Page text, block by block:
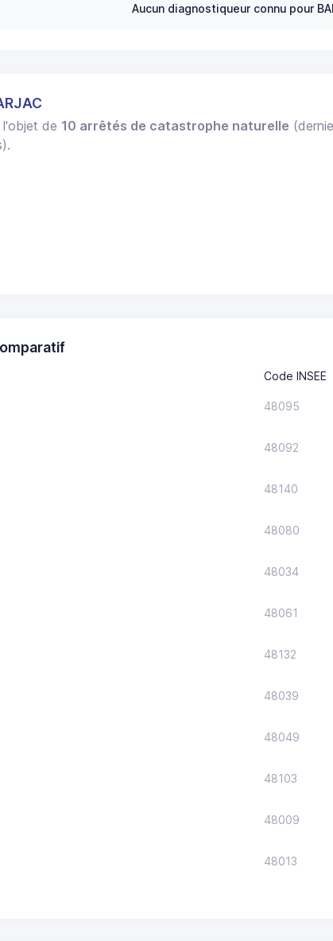
Aucun diagnostiqueur connu pour
de 10 arrêtés de catastrophe naturelle
Code INSEE
48095
48092
48140
48080
48034
48061
48132
48039
48049
48103
48009
48013